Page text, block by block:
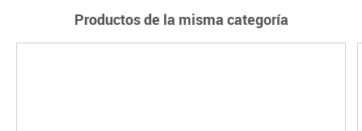
Productos de la misma categoría